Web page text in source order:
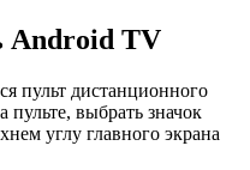
Android TV
пульт дистанционного
выбрать значок
углу главного экрана